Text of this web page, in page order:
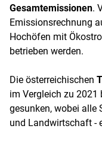
Gesamtemissionen.
Emissionsrechnung
Hochöfen mit
betrieben werden.
Die österreichischen
im Vergleich zu 2021
gesunken, wobei alle
und Landwirtschaft -